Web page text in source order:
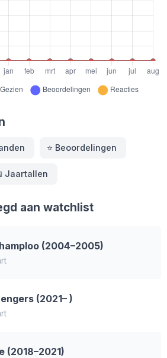
⭐️ Beoordelingen
Jaartallen
aan watchlist
(2004–2005)
(2021– )
(2018–2021)